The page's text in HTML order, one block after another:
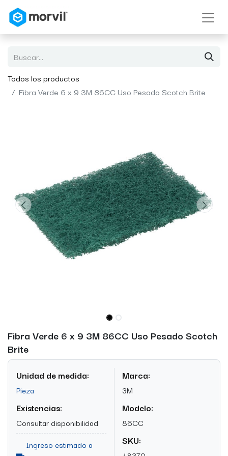
Todos los productos
Fibra Verde 6 x 9 3M 86CC Uso Pesado Scotch Brite
Fibra Verde 6 x 9 3M 86CC Uso Pesado Scotch
Brite
Unidad de medida:
Pieza
Existencias:
Consultar disponibilidad
Ingreso estimado a
Marca:
3M
Modelo:
86CC
SKU: